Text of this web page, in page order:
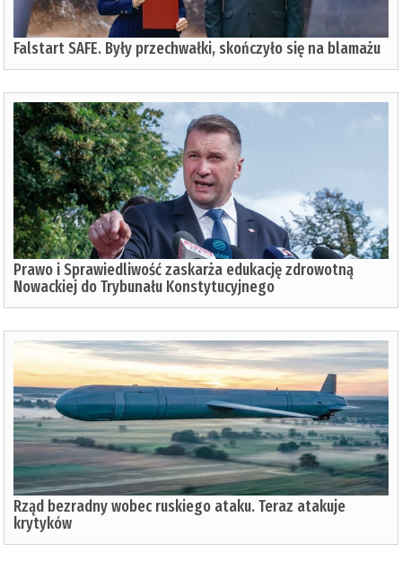
Falstart SAFE. Były przechwałki, skończyło się na blamażu
Prawo i Sprawiedliwość zaskarża edukację zdrowotną
Nowackiej do Trybunału Konstytucyjnego
Rząd bezradny wobec ruskiego ataku. Teraz atakuje
krytyków